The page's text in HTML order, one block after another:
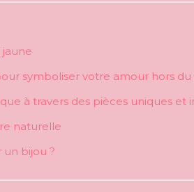
symboliser votre amour hors
à travers des pièces uniques et
naturelle
bijou ?